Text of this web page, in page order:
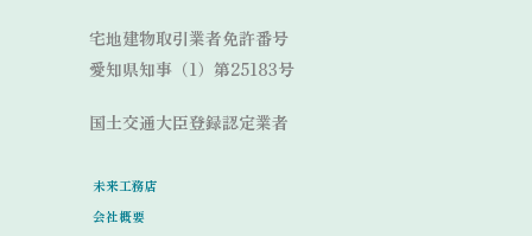
宅地建物取引業者免許番号
愛知県知事（1）第25183号
国土交通大臣登録認定業者
未来工務店
会社概要